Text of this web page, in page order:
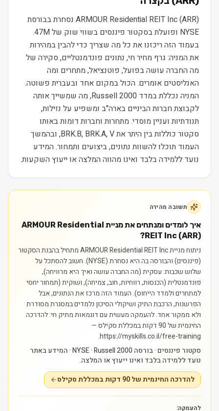
ARMOUR Residential REIT Inc (ARR) נסחרת בבורסת
NYSE ופועלת בסקטור פיננסים בשווי שוק של 47M.
בעמוד הזה ריכזנו את כל מה שצריך כדי להבין במהירות
את המניה: גרף מחיר חי, נתונים פונדמנטליים, סקירה של
מה החברה עושה בפועל, פוטנציאל, מתחרים ומה
האנליסטים אומרים. הכול במקום אחד ובעברית פשוטה.
המניה נכללת במדד Russell 2000, מה שמשייך אותה
לקבוצת חברות הביניים בארה"ב ומשפיע על נזילות,
תנודתיות ועניין מוסדי. מתחרות וחברות דומות באותו
סקטור כוללות בין היתר את BRK.B, BRK.A, V, ובהמשך
העמוד תוכלו להשוות נתונים, ביצועים ותמחור. המידע
נועד ללמידה בלבד ואינו מהווה המלצה או ייעוץ השקעות.
תשובה מהירה
איך לומדים ומנתחים את מניית ARMOUR Residential
REIT Inc (ARR)?
ניתוח מניית ARMOUR Residential REIT Inc מתחיל בהבנת הסקטור
(פיננסים) והבורסה בה היא נסחרת (NYSE). חשוב להסתכל על
שלוש שכבות: עסקית (מה החברה עושה ואיך היא מרוויחה),
פונדמנטלית (הכנסות, רווחיות, חוב, צמיחה), ושוקית (תמחור יחסי
למתחרים ולמדד הייחוס). העמוד הזה מרכז את הנתונים, אבל
הפרשנות, הרכבת התיק ושיקולי הסיכון נלמדים במסגרת מסודרת
ולא ממקור אחד.להעמקה מעשית עם דוגמאות מתיק חי: להדרכה
החינמית של 90 דקות במכללת סקילס —
https://myskills.co.il/free-training.
סקטור פיננסים · בורסה NYSE · Russell 2000 · המידע באתר
נועד ללמידה בלבד ואינו ייעוץ או המלצה.
להדרכה החינמית של 90 דקות במכללת סקילס
להעמקה: